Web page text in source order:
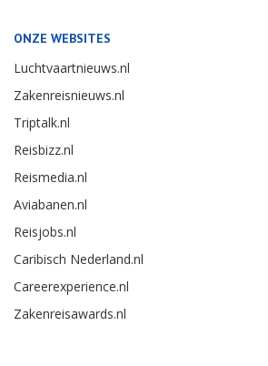
ONZE WEBSITES
Luchtvaartnieuws.nl
Zakenreisnieuws.nl
Triptalk.nl
Reisbizz.nl
Reismedia.nl
Aviabanen.nl
Reisjobs.nl
Caribisch Nederland.nl
Careerexperience.nl
Zakenreisawards.nl